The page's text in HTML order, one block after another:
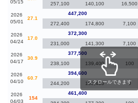
05/15
257,100
140,100 16,500
2026
05/01
27.1
447,200
272,400
174,800 7,100
2026
04/24
17.0
372,300
231,000
141,300 7,100
2026
04/17
30.9
377,500
238,100
139,400 100
2026
04/10
60.7
394,600
244,200
150,400 0
2026
04/03
154
461,400
スクロールできます